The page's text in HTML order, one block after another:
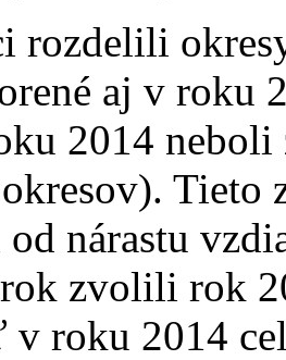
rozdelili
aj v roku
2014 neboli
nárastu
zvolili rok
v roku 2014